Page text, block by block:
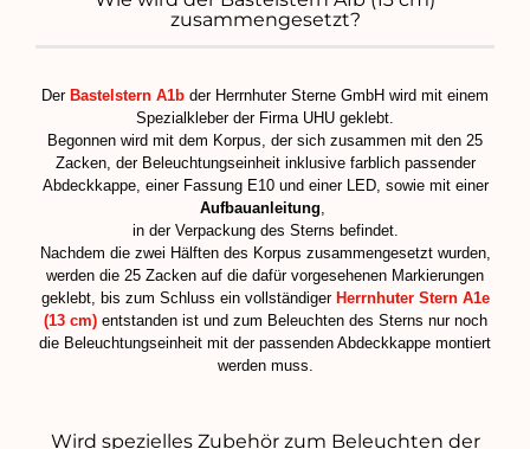
zusammengesetzt?
Der Bastelstern A1b der Herrnhuter Sterne GmbH wird mit einem
Spezialkleber der Firma UHU geklebt.
Begonnen wird mit dem Korpus, der sich zusammen mit den 25
Zacken, der Beleuchtungseinheit inklusive farblich passender
Abdeckkappe, einer Fassung E10 und einer LED, sowie mit einer
Aufbauanleitung
in der Verpackung des Sterns befindet.
Nachdem die zwei Hälften des Korpus zusammengesetzt wurden,
werden die 25 Zacken auf die dafür vorgesehenen Markierungen
geklebt, bis zum Schluss ein vollständiger Herrnhuter Stern A1e
(13 cm)entstanden ist und zum Beleuchten des Sterns nur noch
die Beleuchtungseinheit mit der passenden Abdeckkappe montiert
werden muss.
Wird spezielles Zubehör zum Beleuchten der